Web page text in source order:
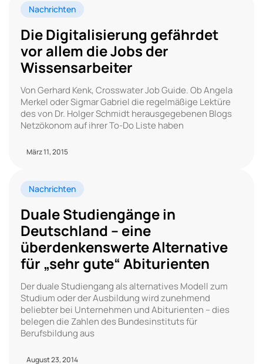
Nachrichten
Die Digitalisierung gefährdet
vor allem die Jobs der
Wissensarbeiter
Von Gerhard Kenk, Crosswater Job Guide. Ob Angela
Merkel oder Sigmar Gabriel die regelmäßige Lektüre
des von Dr. Holger Schmidt herausgegebenen Blogs
Netzökonom auf ihrer To-Do Liste haben
März 11, 2015
Nachrichten
Duale Studiengänge in
Deutschland – eine
überdenkenswerte Alternative
für „sehr gute“ Abiturienten
Der duale Studiengang als alternatives Modell zum
Studium oder der Ausbildung wird zunehmend
beliebter bei Unternehmen und Abiturienten – dies
belegen die Zahlen des Bundesinstituts für
Berufsbildung aus
August 23, 2014